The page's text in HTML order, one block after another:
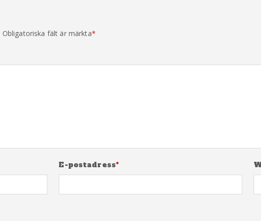
Obligatoriska fält är märkta*
E-postadress*